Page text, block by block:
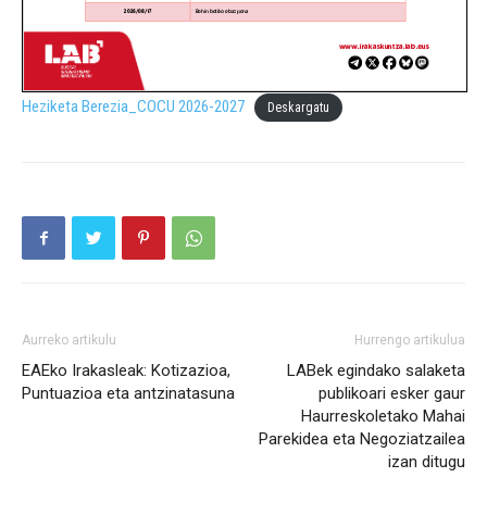
Heziketa Berezia_COCU 2026-2027 Deskargatu
Aurreko artikulu
EAEko Irakasleak: Kotizazioa,
Puntuazioa eta antzinatasuna
Hurrengo artikulua
LABek egindako salaketa
publikoari esker gaur
Haurreskoletako Mahai
Parekidea eta Negoziatzailea
izan ditugu